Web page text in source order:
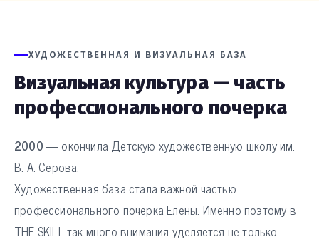
ХУДОЖЕСТВЕННАЯ И ВИЗУАЛЬНАЯ БАЗА
Визуальная культура — часть
профессионального почерка
2000— окончила Детскую художественную школу им.
В. А. Серова.
Художественная база стала важной частью
профессионального почерка Елены. Именно поэтому в
THE SKILL так много внимания уделяется не только